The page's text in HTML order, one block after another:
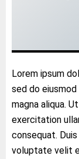
Lorem ipsum
sed do
magna aliqua.
exercitation
consequat.
voluptate velit